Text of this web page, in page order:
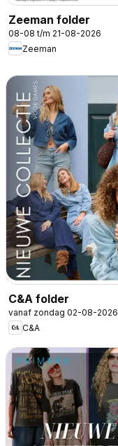
Zeeman folder
08-08 t/m 21-08-2026
Zeeman
C&A folder
vanaf zondag 02-08-2026
C&A